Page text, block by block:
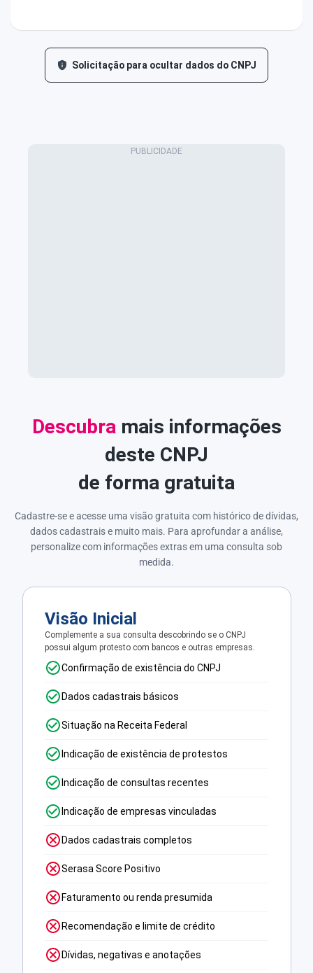
Solicitação para ocultar dados do CNPJ
Descubra mais informações
deste CNPJ
de forma gratuita
Cadastre-se e acesse uma visão gratuita com histórico de dívidas,
dados cadastrais e muito mais. Para aprofundar a análise,
personalize com informações extras em uma consulta sob
medida.
Visão Inicial
Complemente a sua consulta descobrindo se o CNPJ
possui algum protesto com bancos e outras empresas.
Confirmação de existência do CNPJ
Dados cadastrais básicos
Situação na Receita Federal
Indicação de existência de protestos
Indicação de consultas recentes
Indicação de empresas vinculadas
Dados cadastrais completos
Serasa Score Positivo
Faturamento ou renda presumida
Recomendação e limite de crédito
Dívidas, negativas e anotações